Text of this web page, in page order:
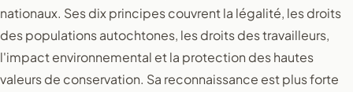
nationaux. Ses dix principes couvrent la légalité, les droits
des populations autochtones, les droits des travailleurs,
l'impact environnemental et la protection des hautes
valeurs de conservation. Sa reconnaissance est plus forte